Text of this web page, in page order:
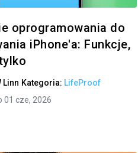
oprogramowania do
iPhone'a: Funkcje,
Linn Kategoria: LifeProof
01 cze, 2026